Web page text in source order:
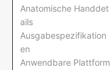
Anatomische Handdet
ails
Ausgabespezifikation
en
Anwendbare Plattform